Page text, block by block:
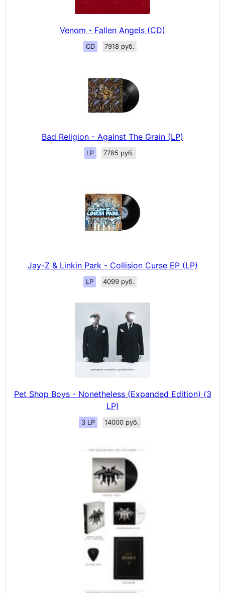
Venom - Fallen Angels (CD)
CD 7918 руб.
Bad Religion - Against The Grain (LP)
LP 7785 руб.
Jay-Z & Linkin Park - Collision Curse EP (LP)
LP 4099 руб.
Pet Shop Boys - Nonetheless (Expanded Edition) (3
LP)
3 LP 14000 руб.